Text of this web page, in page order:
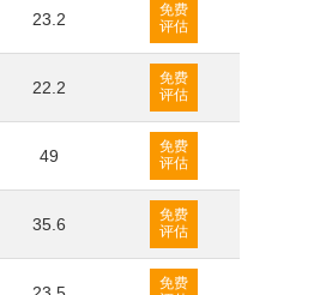
23.2
免费
评估
22.2
免费
评估
49
免费
评估
35.6
免费
评估
免费